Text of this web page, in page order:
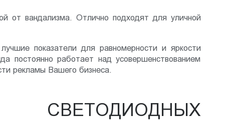
от вандализма. Отлично подходят для уличной
показатели для равномерности и яркости
постоянно работает над усовершенствованием
рекламы Вашего бизнеса.
СВЕТОДИОДНЫХ